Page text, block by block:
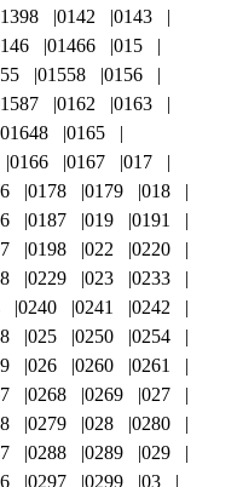
0142
0143
01466
015
01558
0156
0162
0163
01648
0165
0166 0167
017
0178 0179
018
0187 019
0191
0198 022
0220
0229 023
0233
0240 0241
0242
025 0250
0254
026 0260
0261
0268 0269
027
0279 028
0280
0288 0289
029
0297 0299 03